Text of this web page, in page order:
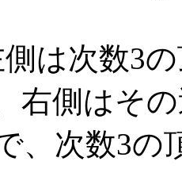
は次数3
右側はそ
、次数3の